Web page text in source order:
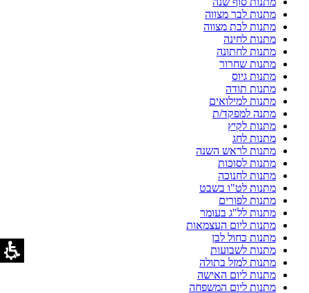
מתנות לבר מצווה
מתנות לבת מצווה
מתנות לחינה
מתנות לחתונה
מתנות שחרור
מתנות גיוס
מתנות תודה
מתנות למילואים
מתנה למפקד/ת
מתנות לקיץ
מתנות לחג
מתנות לראש השנה
מתנות לסוכות
מתנות לחנוכה
מתנות לט"ו בשבט
מתנות לפורים
מתנות לל"ג בעומר
מתנות ליום העצמאות
מתנות כחול לבן
מתנות לשבועות
מתנות למזל בתולה
מתנות ליום האישה
מתנות ליום המשפחה